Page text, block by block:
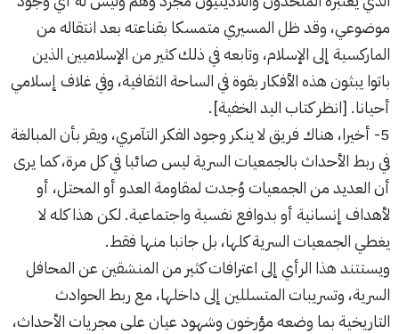
موضوعي، وقد ظل المسيري متمسكا بقناعته بعد انتقاله من
الماركسية إلى الإسلام، وتابعه في ذلك كثير من الإسلاميين الذين
باتوا يبثون هذه الأفكار بقوة في الساحة الثقافية، وفي غلاف إسلامي
أحيانا. [انظر كتاب اليد الخفية].
5- أخيرا، هناك فريق لا ينكر وجود الفكر التآمري، ويقر بأن المبالغة
في ربط الأحداث بالجمعيات السرية ليس صائبا في كل مرة، كما يرى
أن العديد من الجمعيات وُجدت لمقاومة العدو أو المحتل، أو
لأهداف إنسانية أو بدوافع نفسية واجتماعية. لكن هذا كله لا
يغطي الجمعيات السرية كلها، بل جانبا منها فقط.
ويستتند هذا الرأي إلى اعترافات كثير من المنشقين عن المحافل
السرية، وتسريبات المتسللين إلى داخلها، مع ربط الحوادث
التاريخية بما وضعه مؤرخون وشهود عيان على مجريات الأحداث،